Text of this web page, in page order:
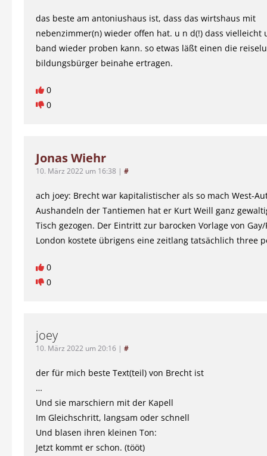
das beste am antoniushaus ist, dass das wirtshaus mit
nebenzimmer(n) wieder offen hat. u n d(!) dass vielleicht
band wieder proben kann. so etwas läßt einen die
bildungsbürger beinahe ertragen.
0
0
Jonas Wiehr
10. März 2022 um 16:38 | #
ach joey: Brecht war kapitalistischer als so mach West-
Aushandeln der Tantiemen hat er Kurt Weill ganz
Tisch gezogen. Der Eintritt zur barocken Vorlage von
London kostete übrigens eine zeitlang tatsächlich three
0
0
joey
10. März 2022 um 20:16 | #
der für mich beste Text(teil) von Brecht ist
…
Und sie marschiern mit der Kapell
Im Gleichschritt, langsam oder schnell
Und blasen ihren kleinen Ton:
Jetzt kommt er schon. (tööt)